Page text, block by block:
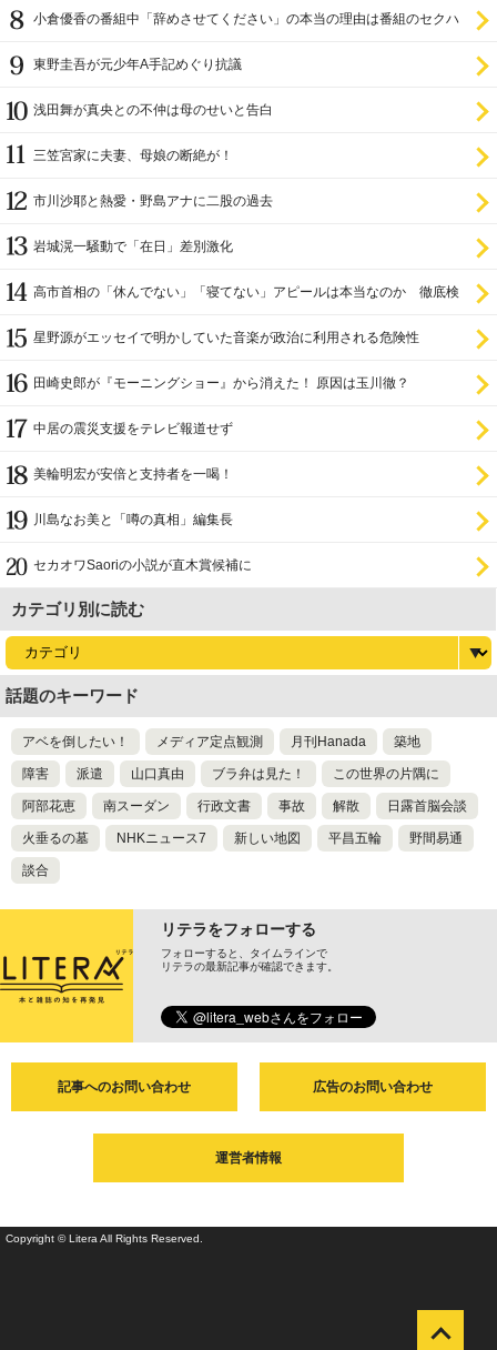
小倉優香の番組中「辞めさせてください」の本当の理由は番組のセクハ
東野圭吾が元少年A手記めぐり抗議
浅田舞が真央との不仲は母のせいと告白
三笠宮家に夫妻、母娘の断絶が！
市川沙耶と熱愛・野島アナに二股の過去
岩城滉一騒動で「在日」差別激化
高市首相の「休んでない」「寝てない」アピールは本当なのか 徹底検
星野源がエッセイで明かしていた音楽が政治に利用される危険性
田崎史郎が『モーニングショー』から消えた！ 原因は玉川徹？
中居の震災支援をテレビ報道せず
美輪明宏が安倍と支持者を一喝！
川島なお美と「噂の真相」編集長
セカオワSaoriの小説が直木賞候補に
カテゴリ別に読む
話題のキーワード
アベを倒したい！ メディア定点観測 月刊Hanada 築地
障害 派遣 山口真由 ブラ弁は見た！ この世界の片隅に
阿部花恵 南スーダン 行政文書 事故 解散 日露首脳会談
火垂るの墓 NHKニュース7 新しい地図 平昌五輪 野間易通
談合
リテラをフォローする
フォローすると、タイムラインで
リテラの最新記事が確認できます。
記事へのお問い合わせ 広告のお問い合わせ
運営者情報
Copyright © Litera All Rights Reserved.